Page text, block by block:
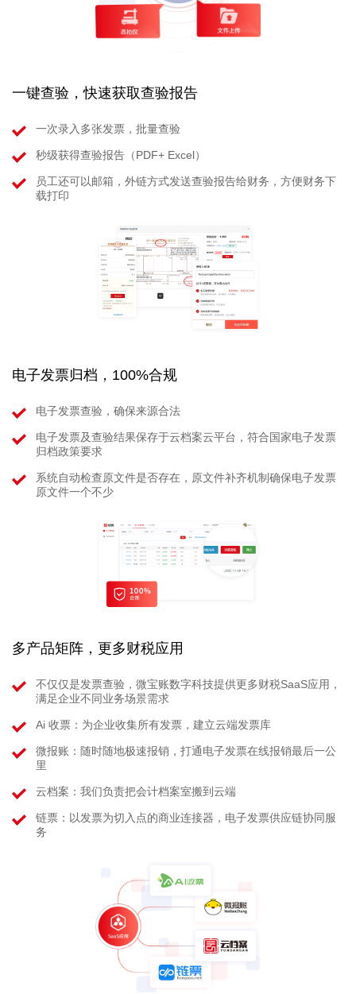
一键查验，快速获取查验报告
一次录入多张发票，批量查验
秒级获得查验报告（PDF+ Excel）
员工还可以邮箱，外链方式发送查验报告给财务，方便财务下
载打印
电子发票归档，100%合规
电子发票查验，确保来源合法
电子发票及查验结果保存于云档案云平台，符合国家电子发票
归档政策要求
系统自动检查原文件是否存在，原文件补齐机制确保电子发票
原文件一个不少
多产品矩阵，更多财税应用
不仅仅是发票查验，微宝账数字科技提供更多财税SaaS应用，
满足企业不同业务场景需求
Ai 收票：为企业收集所有发票，建立云端发票库
微报账：随时随地极速报销，打通电子发票在线报销最后一公
里
云档案：我们负责把会计档案室搬到云端
链票：以发票为切入点的商业连接器，电子发票供应链协同服
务